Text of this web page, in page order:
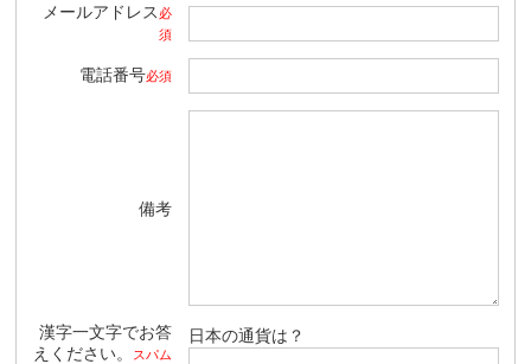
メールアドレス 必
須
電話番号必須
備考
漢字一文字でお答
えください。
スパム
日本の通貨は？